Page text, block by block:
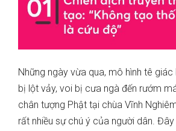
Những ngày vừa qua, mô hình tê
bị lột vảy, voi bị cưa ngà đến rướm
chân tượng Phật tại chùa Vĩnh
rất nhiều sự chú ý của người dân.